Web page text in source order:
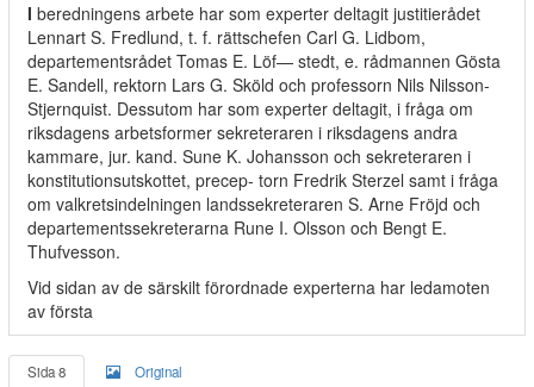
I beredningens arbete har som experter deltagit justitierådet
Lennart S. Fredlund, t. f. rättschefen Carl G. Lidbom,
departementsrådet Tomas E. Löf— stedt, e. rådmannen Gösta
E. Sandell, rektorn Lars G. Sköld och professorn Nils Nilsson-
Stjernquist. Dessutom har som experter deltagit, i fråga om
riksdagens arbetsformer sekreteraren i riksdagens andra
kammare, jur. kand. Sune K. Johansson och sekreteraren i
konstitutionsutskottet, precep- torn Fredrik Sterzel samt i fråga
om valkretsindelningen landssekreteraren S. Arne Fröjd och
departementssekreterarna Rune I. Olsson och Bengt E.
Thufvesson.
Vid sidan av de särskilt förordnade experterna har ledamoten
av första
Sida 8 Original